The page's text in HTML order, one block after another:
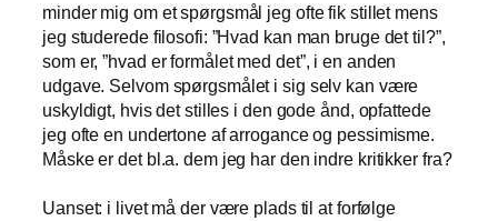
minder mig om et spørgsmål jeg ofte fik stillet mens
jeg studerede filosofi: ”Hvad kan man bruge det til?”,
som er, ”hvad er formålet med det”, i en anden
udgave. Selvom spørgsmålet i sig selv kan være
uskyldigt, hvis det stilles i den gode ånd, opfattede
jeg ofte en undertone af arrogance og pessimisme.
Måske er det bl.a. dem jeg har den indre kritikker fra?
Uanset: i livet må der være plads til at forfølge